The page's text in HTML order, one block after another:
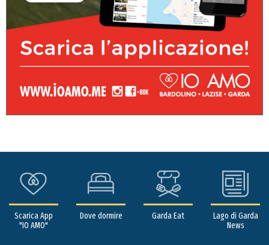
Scarica App
"IO AMO"
Dove dormire Garda Eat
Lago di Garda
News